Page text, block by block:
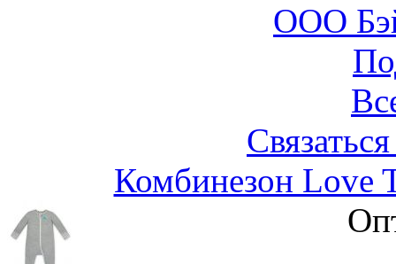
ООО
Комбинезон Love